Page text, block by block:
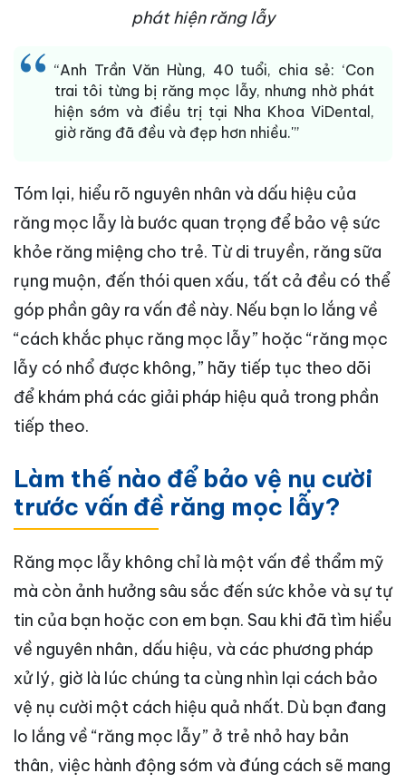
phát hiện răng lẫy
“Anh Trần Văn Hùng, 40 tuổi, chia sẻ: ‘Con
trai tôi từng bị răng mọc lẫy, nhưng nhờ phát
hiện sớm và điều trị tại Nha Khoa ViDental,
giờ răng đã đều và đẹp hơn nhiều.'”
Tóm lại, hiểu rõ nguyên nhân và dấu hiệu của
răng mọc lẫy là bước quan trọng để bảo vệ sức
khỏe răng miệng cho trẻ. Từ di truyền, răng sữa
rụng muộn, đến thói quen xấu, tất cả đều có thể
góp phần gây ra vấn đề này. Nếu bạn lo lắng về
“cách khắc phục răng mọc lẫy” hoặc “răng mọc
lẫy có nhổ được không,” hãy tiếp tục theo dõi
để khám phá các giải pháp hiệu quả trong phần
tiếp theo.
Làm thế nào để bảo vệ nụ cười
trước vấn đề răng mọc lẫy?
Răng mọc lẫy không chỉ là một vấn đề thẩm mỹ
mà còn ảnh hưởng sâu sắc đến sức khỏe và sự tự
tin của bạn hoặc con em bạn. Sau khi đã tìm hiểu
về nguyên nhân, dấu hiệu, và các phương pháp
xử lý, giờ là lúc chúng ta cùng nhìn lại cách bảo
vệ nụ cười một cách hiệu quả nhất. Dù bạn đang
lo lắng về “răng mọc lẫy” ở trẻ nhỏ hay bản
thân, việc hành động sớm và đúng cách sẽ mang